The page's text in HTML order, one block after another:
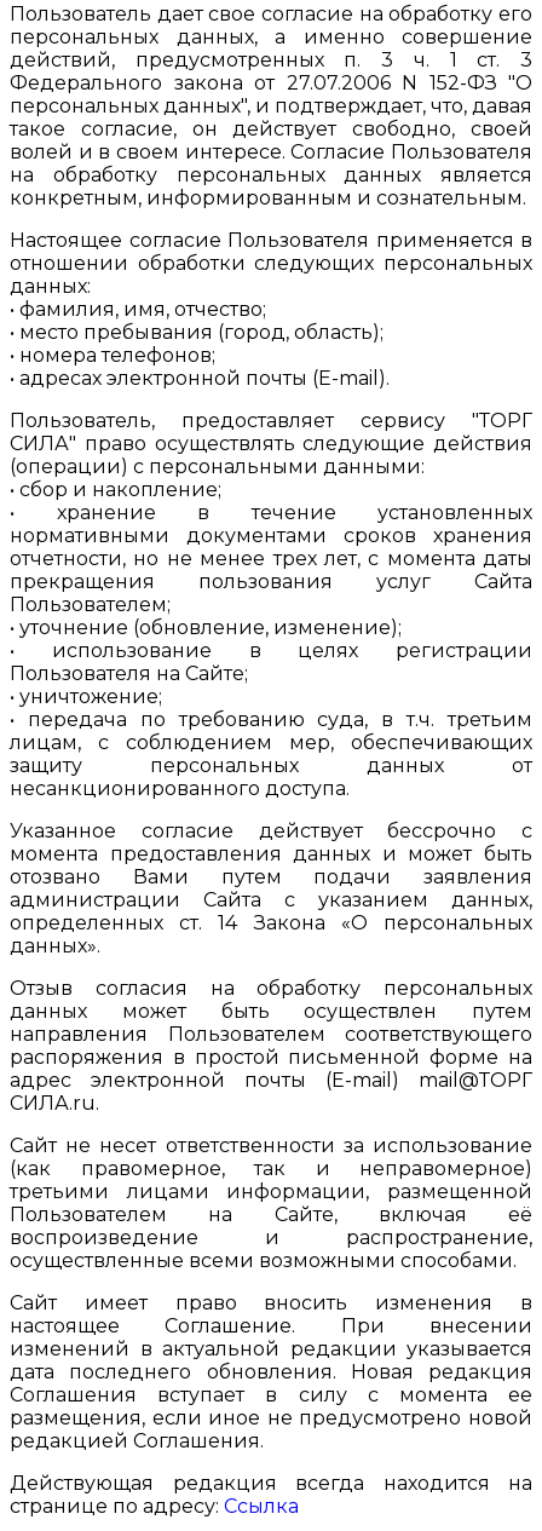
Пользователь дает свое согласие на обработку его
персональных данных, а именно совершение
действий, предусмотренных п. 3 ч. 1 ст. 3
Федерального закона от 27.07.2006 N 152-ФЗ "О
персональных данных", и подтверждает, что, давая
такое согласие, он действует свободно, своей
волей и в своем интересе. Согласие Пользователя
на обработку персональных данных является
конкретным, информированным и сознательным.
Настоящее согласие Пользователя применяется в
отношении обработки следующих персональных
данных:
• фамилия, имя, отчество;
• место пребывания (город, область);
• номера телефонов;
• адресах электронной почты (E-mail).
Пользователь, предоставляет сервису "ТОРГ
СИЛА" право осуществлять следующие действия
(операции) с персональными данными:
• сбор и накопление;
• хранение в течение установленных
нормативными документами сроков хранения
отчетности, но не менее трех лет, с момента даты
прекращения пользования услуг Сайта
Пользователем;
• уточнение (обновление, изменение);
• использование в целях регистрации
Пользователя на Сайте;
• уничтожение;
• передача по требованию суда, в т.ч. третьим
лицам, с соблюдением мер, обеспечивающих
защиту персональных данных от
несанкционированного доступа.
Указанное согласие действует бессрочно с
момента предоставления данных и может быть
отозвано Вами путем подачи заявления
администрации Сайта с указанием данных,
определенных ст. 14 Закона «О персональных
данных».
Отзыв согласия на обработку персональных
данных может быть осуществлен путем
направления Пользователем соответствующего
распоряжения в простой письменной форме на
адрес электронной почты (E-mail) mail@ТОРГ
СИЛА.ru.
Сайт не несет ответственности за использование
(как правомерное, так и неправомерное)
третьими лицами информации, размещенной
Пользователем на Сайте, включая её
воспроизведение и распространение,
осуществленные всеми возможными способами.
Сайт имеет право вносить изменения в
настоящее Соглашение. При внесении
изменений в актуальной редакции указывается
дата последнего обновления. Новая редакция
Соглашения вступает в силу с момента ее
размещения, если иное не предусмотрено новой
редакцией Соглашения.
Действующая редакция всегда находится на
странице по адресу: Ссылка